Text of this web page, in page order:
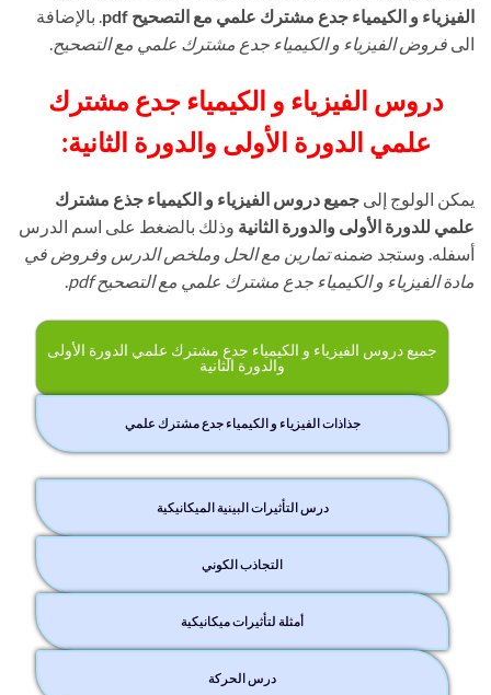
الفيزياء و الكيمياء جدع مشترك علمي مع التصحيح pdf
. بالإضافة
الى فروض الفيزياء و الكيمياء جدع مشترك علمي مع التصحيح.
دروس الفيزياء و الكيمياء جدع مشترك
علمي الدورة الأولى والدورة الثانية:
يمكن الولوج إلى جميع دروس الفيزياء و الكيمياء جذع مشترك
علمي للدورة الأولى والدورة الثانية وذلك بالضغط على اسم الدرس
أسفله. وستجد ضمنهتمارين مع الحل وملخص الدرس وفروض في
مادة الفيزياء و الكيمياء جدع مشترك علمي مع التصحيح pdf
جميع دروس الفيزياء و الكيمياء جدع مشترك علمي الدورة الأولى
والدورة الثانية
جذاذات الفيزياء و الكيمياء جدع مشترك علمي
درس التأثيرات البينية الميكانيكية
التجاذب الكوني
أمثلة لتأثيرات ميكانيكية
درس الحركة